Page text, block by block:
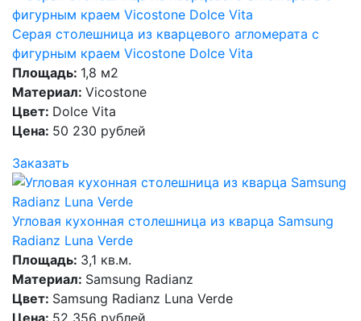
Серая столешница из кварцевого агломерата с
фигурным краем Vicostone Dolce Vita
Площадь: 1,8 м2
Материал: Vicostone
Цвет: Dolce Vita
Цена: 50 230 рублей
Заказать
Угловая кухонная столешница из кварца Samsung
Radianz Luna Verde
Площадь: 3,1 кв.м.
Материал: Samsung Radianz
Цвет: Samsung Radianz Luna Verde
Цена: 52 356 рублей